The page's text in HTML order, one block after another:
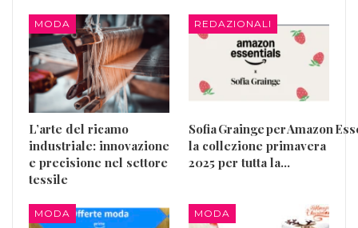
MODA
L’arte del ricamo
industriale: innovazione
e precisione nel settore
tessile
REDAZIONALI
Sofia Grainge per Amazon
la collezione primavera
2025 per tutta la…
MODA MODA